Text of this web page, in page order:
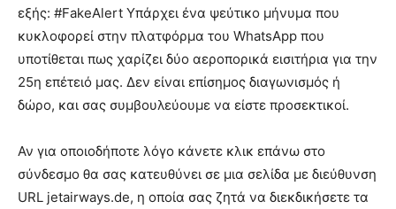
εξής: #FakeAlert Υπάρχει ένα ψεύτικο μήνυμα που
κυκλοφορεί στην πλατφόρμα του WhatsApp που
υποτίθεται πως χαρίζει δύο αεροπορικά εισιτήρια για την
25η επέτειό μας. Δεν είναι επίσημος διαγωνισμός ή
δώρο, και σας συμβουλεύουμε να είστε προσεκτικοί.
Αν για οποιοδήποτε λόγο κάνετε κλικ επάνω στο
σύνδεσμο θα σας κατευθύνει σε μια σελίδα με διεύθυνση
URL jetairways.de, η οποία σας ζητά να διεκδικήσετε τα